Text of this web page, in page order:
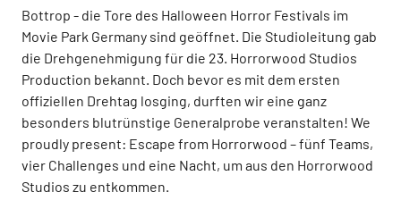
Bottrop - die Tore des Halloween Horror Festivals im
Movie Park Germany sind geöffnet. Die Studioleitung gab
die Drehgenehmigung für die 23. Horrorwood Studios
Production bekannt. Doch bevor es mit dem ersten
offiziellen Drehtag losging, durften wir eine ganz
besonders blutrünstige Generalprobe veranstalten! We
proudly present: Escape from Horrorwood – fünf Teams,
vier Challenges und eine Nacht, um aus den Horrorwood
Studios zu entkommen.